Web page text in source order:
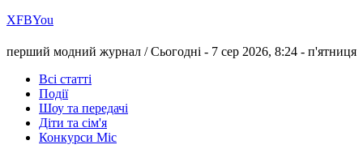
ХFBYou
перший модний журнал /Сьогодні - 7 сер 2026, 8:24 - п'ятниця
Всі статті
Події
Шоу та передачі
Діти та сім'я
Конкурси Міс